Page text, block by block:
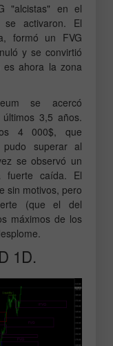
"alcistas" en el
activaron. El
formó un FVG
y se convirtió
es ahora la zona
se acercó
3,5 años.
4 000$, que
pudo superar al
se observó un
fuerte caída. El
sin motivos, pero
(que el del
máximos de los
1D.